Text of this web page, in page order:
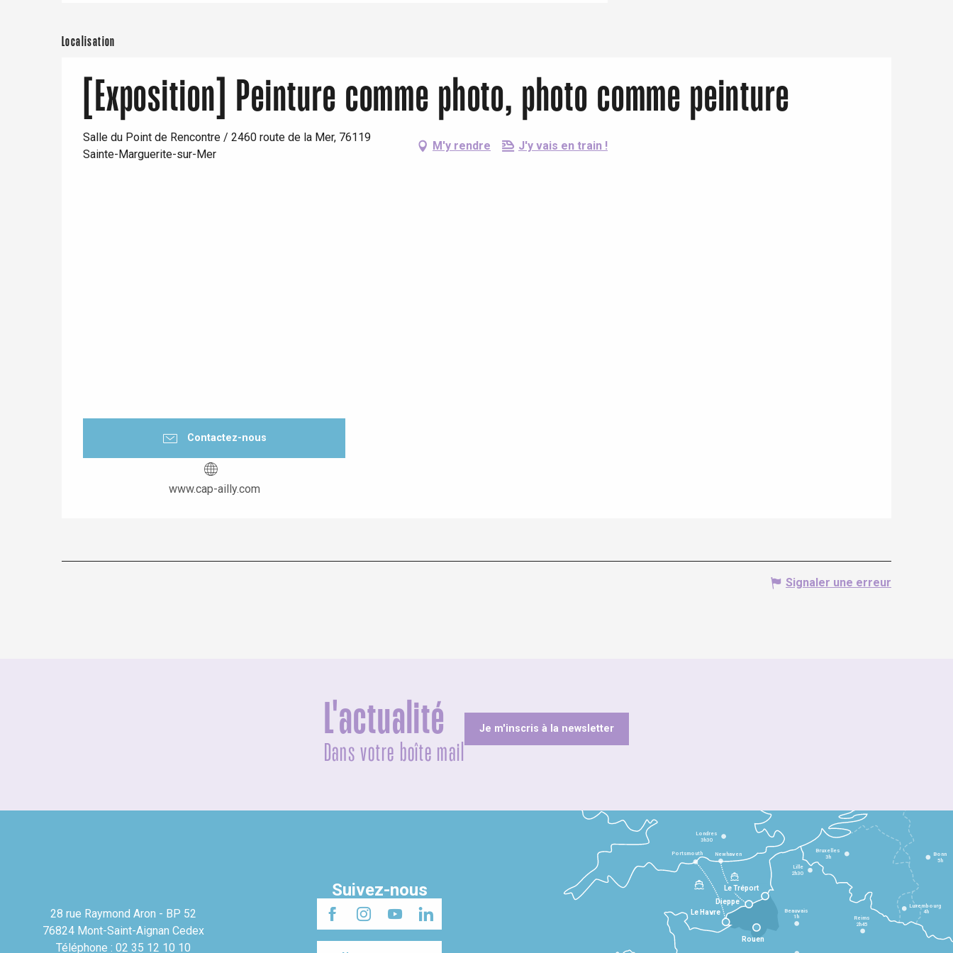
Du9 août 2026
Samedi 15 août 2026
Dimanche 16 août 2026
Localisation
[Exposition] Peinture comme photo, photo comme peinture
Salle du Point de Rencontre / 2460 route de la Mer, 76119
Sainte-Marguerite-sur-Mer
M'y rendre J'y vais en train !
Contactez-nous
www.cap-ailly.com
Signaler une erreur
L'actualité
Dans votre boîte mail
Je m'inscris à la newsletter
28 rue Raymond Aron - BP 52
76824 Mont-Saint-Aignan Cedex
Téléphone : 02 35 12 10 10
Suivez-nous
Le Havre
Dieppe
Le Tréport
Beauvais
1h Reims
2h45
Lille
2h30
Bruxelles
3h
Londres
3h30
Newhaven
Portsmouth Bonn
5h
Luxembourg
4h
Rouen